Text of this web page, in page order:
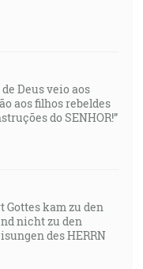
de Deus veio aos
aos filhos rebeldes
do SENHOR!”
Gottes kam zu den
nicht zu den
des HERRN